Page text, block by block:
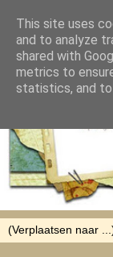
This site uses
and to analyze
shared with
metrics to
statistics, and